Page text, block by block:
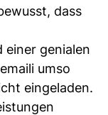
dass
einer genialen
umso
eingeladen.